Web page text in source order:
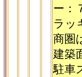
ー：
ラッ
商圏
建築
駐車